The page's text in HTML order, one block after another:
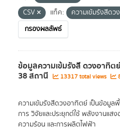
CSV
แท็ค:
ความเข้มรังสีดว
กรองผลลัพธ์
ข้อมูลความเข้มรังสี ดวงอาทิต
38 สถานี 13317 total views
ความเข้มรังสีดวงอาทิตย์ เป็นข้อมูล
การ วิจัยและประยุกต์ใช้ พลังงานแ
ความร้อน และการผลิตไฟฟ้า